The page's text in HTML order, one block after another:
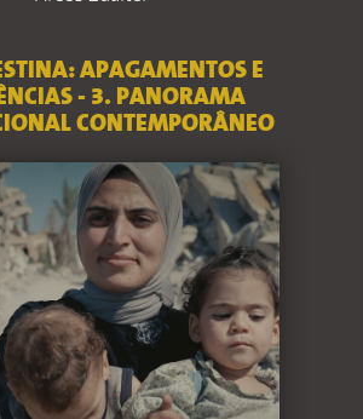
APAGAMENTOS E
- 3. PANORAMA
CONTEMPORÂNEO